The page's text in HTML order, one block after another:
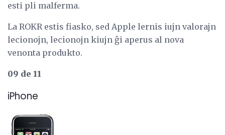
esti pli malferma.
La ROKR estis fiasko, sed Apple lernis iujn valorajn
lecionojn, lecionojn kiujn ĝi aperus al nova
venonta produkto.
09 de 11
iPhone